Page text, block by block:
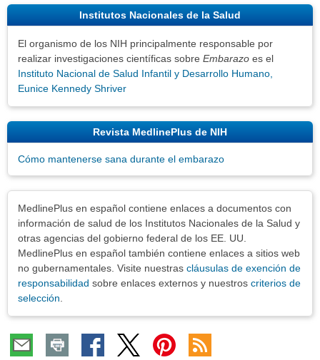
Institutos Nacionales de la Salud
El organismo de los NIH principalmente responsable por
realizar investigaciones científicas sobre Embarazo es el
Instituto Nacional de Salud Infantil y Desarrollo Humano,
Eunice Kennedy Shriver
Revista MedlinePlus de NIH
Cómo mantenerse sana durante el embarazo
MedlinePlus en español contiene enlaces a documentos con
información de salud de los Institutos Nacionales de la Salud y
otras agencias del gobierno federal de los EE. UU.
MedlinePlus en español también contiene enlaces a sitios web
no gubernamentales. Visite nuestras cláusulas de exención de
responsabilidad sobre enlaces externos y nuestros criterios de
selección.